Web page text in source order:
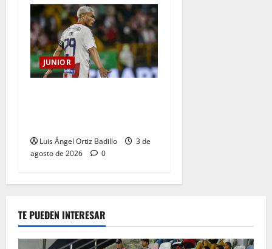
JUNIOR
Luis Ángel Ortiz Badillo
3 de
agosto de 2026
0
TE PUEDEN INTERESAR